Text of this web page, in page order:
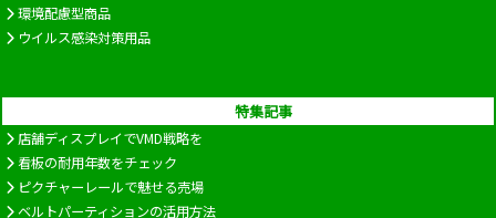
環境配慮型商品
ウイルス感染対策用品
特集記事
店舗ディスプレイでVMD戦略を
看板の耐用年数をチェック
ピクチャーレールで魅せる売場
ベルトパーティションの活用方法